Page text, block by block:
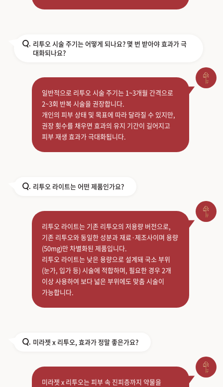
Q. 리투오 시술 주기는 어떻게 되나요? 몇 번 받아야 효과가 극
대화되나요?
일반적으로 리투오 시술 주기는 1~3개월 간격으로
2~3회 반복 시술을 권장합니다.
개인의 피부 상태 및 목표에 따라 달라질 수 있지만,
권장 횟수를 채우면 효과의 유지 기간이 길어지고
피부 재생 효과가 극대화됩니다.
Q. 리투오 라이트는 어떤 제품인가요?
리투오 라이트는 기존 리투오의 저용량 버전으로,
기존 리투오와 동일한 성분과 재료·제조사이며 용량
(50mg)만 차별화된 제품입니다.
리투오 라이트는 낮은 용량으로 설계돼 국소 부위
(눈가, 입가 등) 시술에 적합하며, 필요한 경우 2개
이상 사용하여 보다 넓은 부위에도 맞춤 시술이
가능합니다.
Q. 미라젯 x 리투오, 효과가 정말 좋은가요?
미라젯 x 리투오는 피부 속 진피층까지 약물을